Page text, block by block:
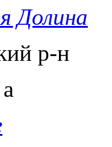
Долина
р-н
a